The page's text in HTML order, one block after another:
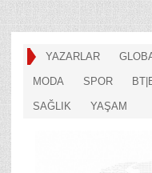
YAZARLAR
MODA SPOR
SAĞLIK YAŞAM